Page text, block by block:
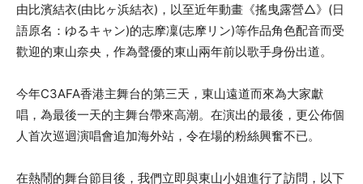
由比濱結衣(由比ヶ浜結衣)，以至近年動畫《搖曳露營△》(日
語原名：ゆるキャン)的志摩凜(志摩リン)等作品角色配音而受
歡迎的東山奈央，作為聲優的東山兩年前以歌手身份出道。
今年C3AFA香港主舞台的第三天，東山遠道而來為大家獻
唱，為最後一天的主舞台帶來高潮。在演出的最後，更公佈個
人首次巡迴演唱會追加海外站，令在場的粉絲興奮不已。
在熱鬧的舞台節目後，我們立即與東山小姐進行了訪問，以下